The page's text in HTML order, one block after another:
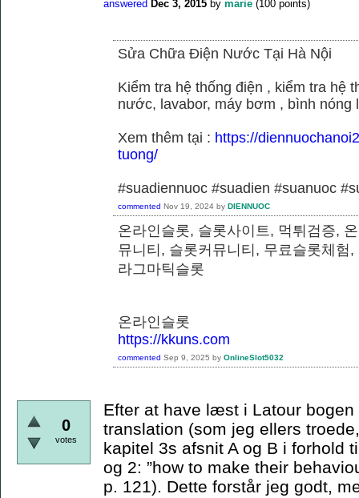
answered Dec 3, 2015 by marie (100 points)
Sửa Chữa Điện Nước Tại Hà Nội
Kiểm tra hệ thống điện , kiểm tra hệ
nước, lavabor, máy bơm , bình nóng
Xem thêm tại : https://
tuong/
#suadiennuoc #suadien #suanuoc
commented Nov 19, 2024 by DIENNUOC
온라인슬롯, 슬롯사이트, 먹튀검증,
뮤니티, 슬롯커뮤니티, 무료슬롯체험
라그마틱슬롯
온라인슬롯
https://kkuns.com
commented Sep 9, 2025 by OnlineSlot5032
0
votes
Efter at have læst i Latour
translation (som jeg ellers
kapitel 3s afsnit A og B i forhold
og 2: ”how to make their
p. 121). Dette forstår jeg godt,